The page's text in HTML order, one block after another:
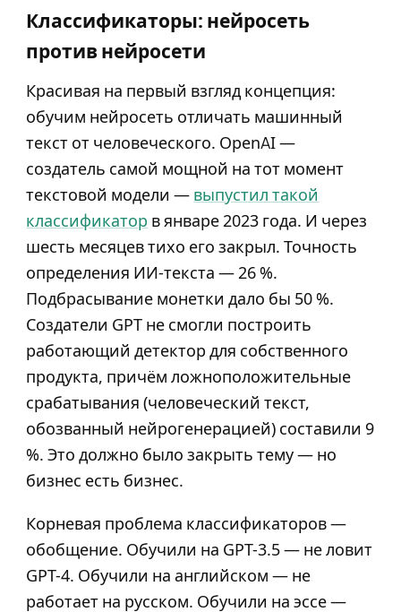
Классификаторы: нейросеть
против нейросети
Красивая на первый взгляд концепция:
обучим нейросеть отличать машинный
текст от человеческого. OpenAI —
создатель самой мощной на тот момент
текстовой модели — выпустил такой
классификатор в январе 2023 года. И через
шесть месяцев тихо его закрыл. Точность
определения ИИ-текста — 26 %.
Подбрасывание монетки дало бы 50 %.
Создатели GPT не смогли построить
работающий детектор для собственного
продукта, причём ложноположительные
срабатывания (человеческий текст,
обозванный нейрогенерацией) составили 9
%. Это должно было закрыть тему — но
бизнес есть бизнес.
Корневая проблема классификаторов —
обобщение. Обучили на GPT-3.5 — не ловит
GPT-4. Обучили на английском — не
работает на русском. Обучили на эссе —